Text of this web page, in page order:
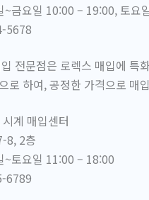
~금요일 10:00 – 19:00, 토요
5678
전문점은 로렉스 매입에 특
로 하여, 공정한 가격으로 매
계 매입센터
8, 2층
~토요일 11:00 – 18:00
6789